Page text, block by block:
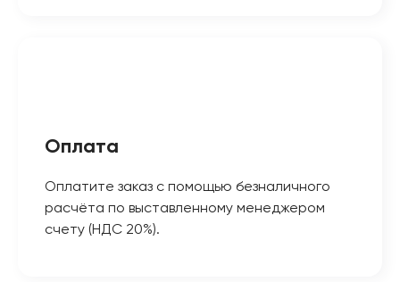
Оплата
Оплатите заказ с помощью безналичного
расчёта по выставленному менеджером
счету (НДС 20%).